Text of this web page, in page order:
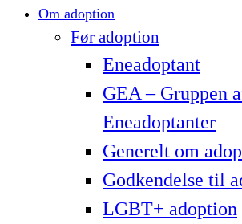
Om adoption
Før adoption
Eneadoptant
GEA – Gruppen
Eneadoptanter
Generelt om
Godkendelse til
LG­BT+ adoption